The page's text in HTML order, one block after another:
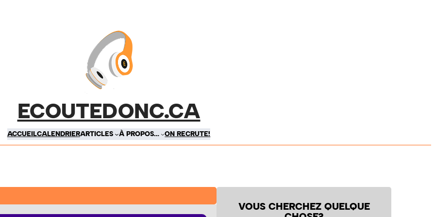
ECOUTEDONC.CA
ACCUEILCALENDRIERARTICLES À PROPOS… ON RECRUTE!
VOUS CHERCHEZ QUELQUE